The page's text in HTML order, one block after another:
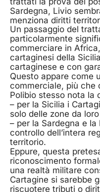
Sardegna, Livio
menziona diritti
Un passaggio del
particolarmente
commerciare in
cartaginesi della
cartaginese e con
Questo appare come
commerciale, più che
Polibio stesso nota la
– per la Sicilia i
solo delle zone da
– per la Sardegna e
controllo dell’intera
territorio.
Eppure, questa
riconoscimento
una realtà militare
Cartagine si sarebbe
riscuotere tributi o